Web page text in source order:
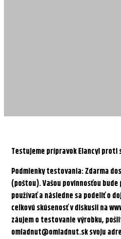
Testujeme prípravok Elancyl proti
Podmienky testovania:Zdarma
(poštou). Vašou povinnosťou
používať a následne sa podeliť o
celkovú skúsenosť v diskusii na
záujem o testovanie výrobku,
omladnut@omladnut.sk svoju